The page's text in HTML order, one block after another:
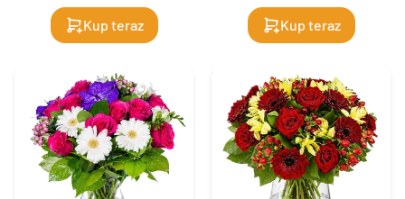
Kup teraz Kup teraz